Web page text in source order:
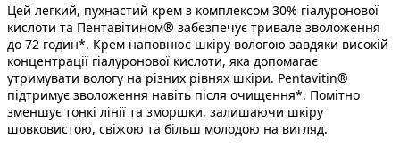
Цей легкий, пухнастий крем з комплексом 30% гіалуронової
кислоти та Пентавітином® забезпечує тривале зволоження
до 72 годин*. Крем наповнює шкіру вологою завдяки високій
концентрації гіалуронової кислоти, яка допомагає
утримувати вологу на різних рівнях шкіри. Pentavitin®
підтримує зволоження навіть після очищення*. Помітно
зменшує тонкі лінії та зморшки, залишаючи шкіру
шовковистою, свіжою та більш молодою на вигляд.